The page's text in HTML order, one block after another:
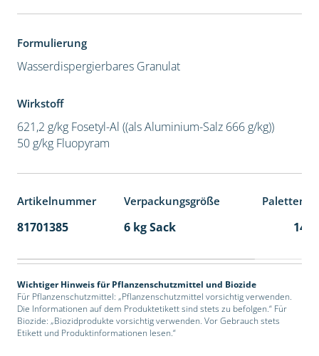
Formulierung
Wasserdispergierbares Granulat
Wirkstoff
621,2 g/kg Fosetyl-Al ((als Aluminium-Salz 666 g/kg))
50 g/kg Fluopyram
Artikelnummer Verpackungsgröße
81701385 6 kg Sack 141
Wichtiger Hinweis für Pflanzenschutzmittel und Biozide
Für Pflanzenschutzmittel: „Pflanzenschutzmittel vorsichtig verwenden.
Die Informationen auf dem Produktetikett sind stets zu befolgen.“ Für
Biozide: „Biozidprodukte vorsichtig verwenden. Vor Gebrauch stets
Etikett und Produktinformationen lesen.“